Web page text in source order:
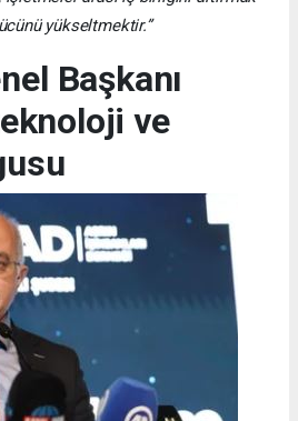
yükseltmektir.”
Başkanı
ve